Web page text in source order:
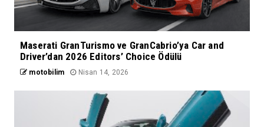
Maserati GranTurismo ve GranCabrio’ya Car and
Driver’dan 2026 Editors’ Choice Ödülü
motobilim Nisan 14, 2026